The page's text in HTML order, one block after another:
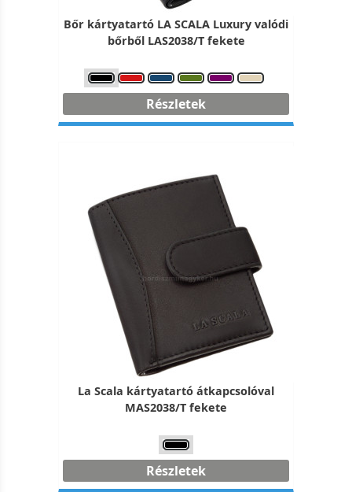
Bőr kártyatartó LA SCALA Luxury valódi
bőrből LAS2038/T fekete
Részletek
La Scala kártyatartó átkapcsolóval
MAS2038/T fekete
Részletek